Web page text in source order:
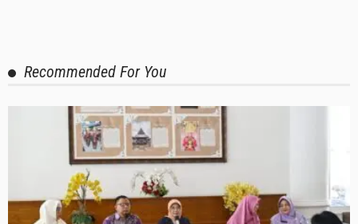
Recommended For You